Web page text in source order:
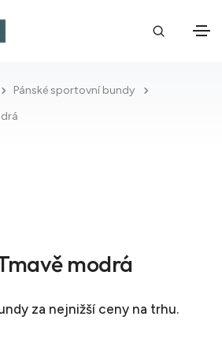
Pánské sportovní bundy
modrá
za nejnižší ceny na trhu.